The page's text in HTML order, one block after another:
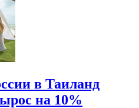
в Таиланд
на 10%